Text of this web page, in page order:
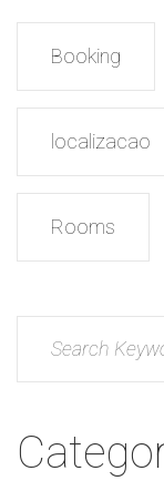
Booking
localizacao
Rooms